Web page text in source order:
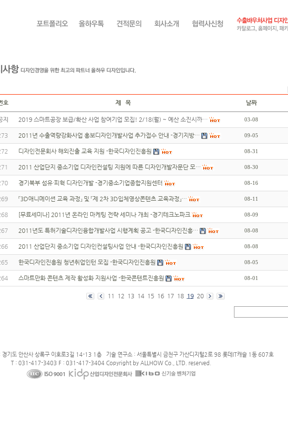
호
제 목 날짜
지 2019 스마트공장 보급/확산 사업 참여기업 모집! 2/18(월) ~ 예산 소진시까… 03-08
2011년 수출역량강화사업 홍보디자인개발사업 추가접수 안내 -경기지방… 09-05
디자인전문회사 해외진출 교육 지원 -한국디자인진흥원 08-31
2011 산업단지 중소기업 디자인컨설팅 지원에 따른 디자인개발자문단 모… 08-30
경기북부 섬유·피혁 디자인개발 -경기중소기업종합지원센터 08-16
『3D애니메이션 교육 과정』 및 『제 2차 3D입체영상콘텐츠 교육과정』… 08-11
[무료세미나] 2011년 온라인 마케팅 전략 세미나 개최 -경기테크노파크 08-09
2011년도 특허기술디자인융합개발사업 시행계획 공고 -한국디자인진흥… 08-08
2011 산업단지 중소기업 디자인컨설팅사업 안내 -한국디자인진흥원 08-08
한국디자인진흥원 청년취업인턴 모집 -한국디자인진흥원 08-05
스마트만화 콘텐츠 제작 활성화 지원사업 -한국콘텐트진흥원 08-01
11 12 13 14 15 16 17 18 19 20
기도 안산사 상록구 이호로3길 14-13 1층 기술 연구소 : 서울특별시 금천구 가산디지털2로 98 롯데IT캐슬 1동 607호
T : 031-417-3403 F : 031-417-3404 Copyright by ALLHOW Co., LTD. reserved.